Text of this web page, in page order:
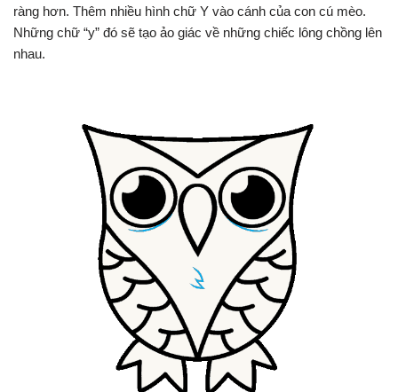
ràng hơn. Thêm nhiều hình chữ Y vào cánh của con cú mèo.
Những chữ “y” đó sẽ tạo ảo giác về những chiếc lông chồng lên
nhau.